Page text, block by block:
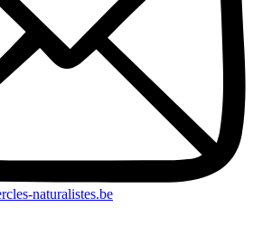
naturalistes.be